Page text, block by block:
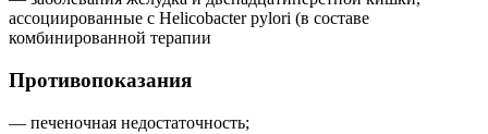
ассоциированные с Helicobacter pylori (в составе
комбинированной терапии
Противопоказания
— печеночная недостаточность;